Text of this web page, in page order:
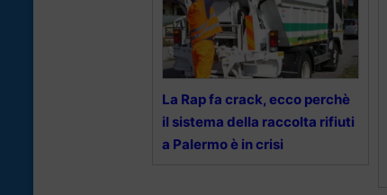
La Rap fa crack, ecco perchè
il sistema della raccolta rifiuti
a Palermo è in crisi